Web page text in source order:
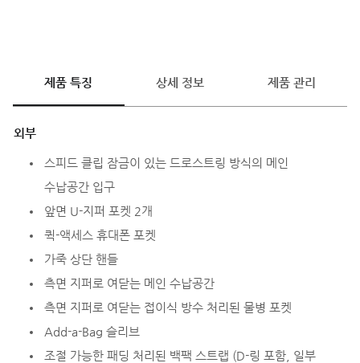
제품 특징 상세 정보 제품 관리
외부
스피드 클립 잠금이 있는 드로스트링 방식의 메인
수납공간 입구
앞면 U-지퍼 포켓 2개
퀵-액세스 휴대폰 포켓
가죽 상단 핸들
측면 지퍼로 여닫는 메인 수납공간
측면 지퍼로 여닫는 접이식 방수 처리된 물병 포켓
Add-a-Bag 슬리브
조절 가능한 패딩 처리된 백팩 스트랩 (D-링 포함, 일부